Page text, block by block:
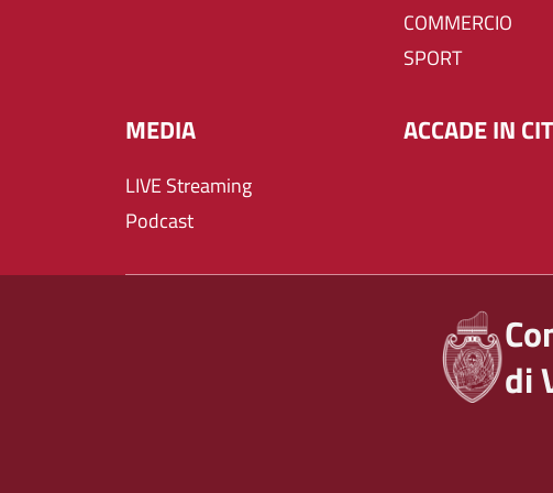
COMMERCIO
SPORT
MEDIA
LIVE Streaming
Podcast
ACCADE IN
di